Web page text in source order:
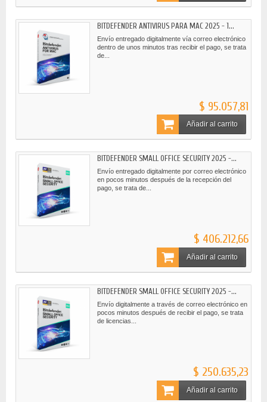
BITDEFENDER ANTIVIRUS PARA MAC 2025 - 1...
Envío entregado digitalmente vía correo electrónico
dentro de unos minutos tras recibir el pago, se trata
de...
$ 95.057,81
Añadir al carrito
BITDEFENDER SMALL OFFICE SECURITY 2025 -...
Envío entregado digitalmente por correo electrónico
en pocos minutos después de la recepción del
pago, se trata de...
$ 406.212,66
Añadir al carrito
BITDEFENDER SMALL OFFICE SECURITY 2025 -...
Envío digitalmente a través de correo electrónico en
pocos minutos después de recibir el pago, se trata
de licencias...
$ 250.635,23
Añadir al carrito